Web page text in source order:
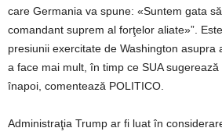
care Germania va spune: «Suntem gata
comandant suprem al forţelor aliate»”.
presiunii exercitate de Washington asupra
a face mai mult, în timp ce SUA
înapoi, comentează POLITICO.
Administraţia Trump ar fi luat în